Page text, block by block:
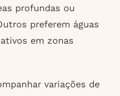
profundas ou
preferem águas
em zonas
variações de